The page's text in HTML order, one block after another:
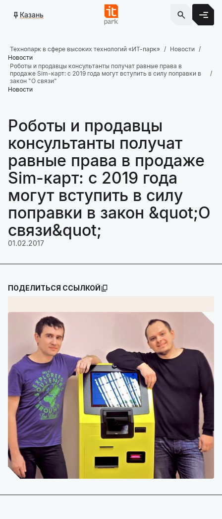
Казань
Технопарк в сфере высоких технологий «ИТ-парк»
Новости
Новости
Роботы и продавцы консультанты получат равные права в
продаже Sim-карт: с 2019 года могут вступить в силу поправки в
закон "О связи"
Новости
Роботы и продавцы
консультанты получат
равные права в продаже
Sim-карт: с 2019 года
могут вступить в силу
поправки в закон &quot;О
связи&quot;
01.02.2017
ПОДЕЛИТЬСЯ ССЫЛКОЙ